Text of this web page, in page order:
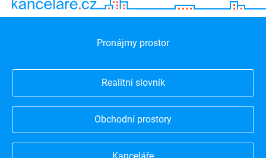
Pronájmy prostor
Realitní slovník
Obchodní prostory